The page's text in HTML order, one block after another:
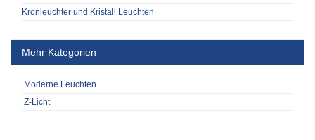
Kronleuchter und Kristall Leuchten
Mehr Kategorien
Moderne Leuchten
Z-Licht